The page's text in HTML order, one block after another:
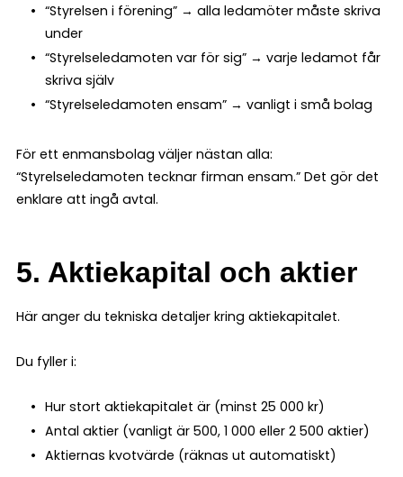
“Styrelsen i förening” → alla ledamöter måste skriva
under
“Styrelseledamoten var för sig” → varje ledamot får
skriva själv
“Styrelseledamoten ensam” → vanligt i små bolag
För ett enmansbolag väljer nästan alla:
“Styrelseledamoten tecknar firman ensam.” Det gör det
enklare att ingå avtal.
5. Aktiekapital och aktier
Här anger du tekniska detaljer kring aktiekapitalet.
Du fyller i:
Hur stort aktiekapitalet är (minst 25 000 kr)
Antal aktier (vanligt är 500, 1 000 eller 2 500 aktier)
Aktiernas kvotvärde (räknas ut automatiskt)